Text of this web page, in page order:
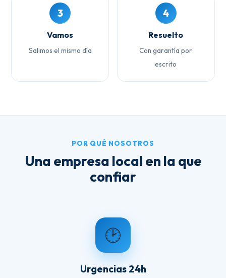
3
Vamos
Salimos el mismo día
4
Resuelto
Con garantía por
escrito
POR QUÉ NOSOTROS
Una empresa local en la que
confiar
🕑
Urgencias 24h